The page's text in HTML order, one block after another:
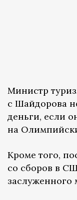
Министр
с Шайдорова
деньги, если
на
Кроме того,
со сборов в
заслуженного